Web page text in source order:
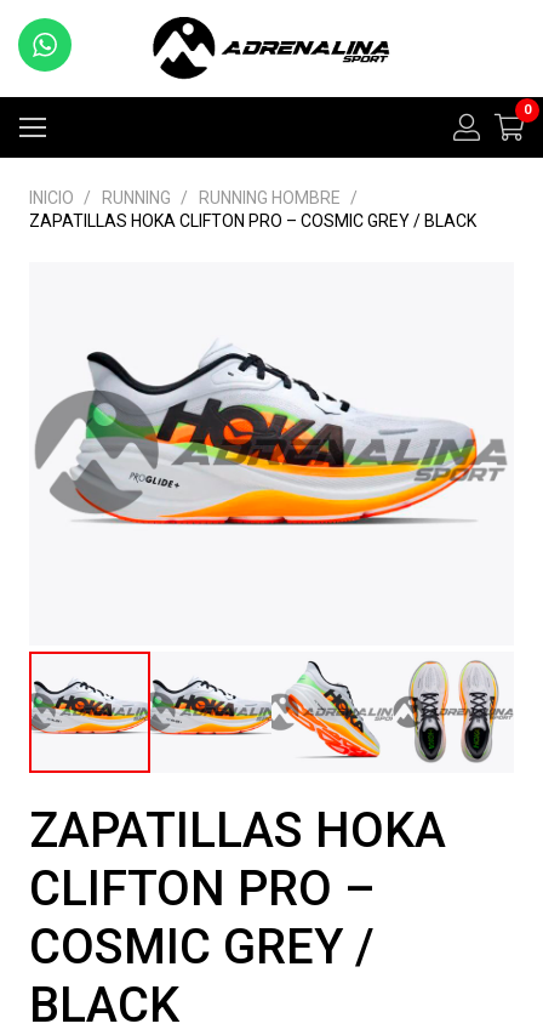
0
INICIO / RUNNING / RUNNING HOMBRE
/
ZAPATILLAS HOKA CLIFTON PRO – COSMIC GREY / BLACK
ZAPATILLAS HOKA
CLIFTON PRO –
COSMIC GREY /
BLACK